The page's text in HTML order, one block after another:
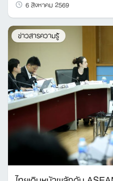
6 สิงหาคม 2569
ข่าวสารความรู้